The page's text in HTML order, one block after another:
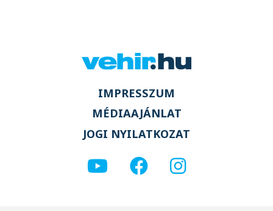
IMPRESSZUM
MÉDIAAJÁNLAT
JOGI NYILATKOZAT